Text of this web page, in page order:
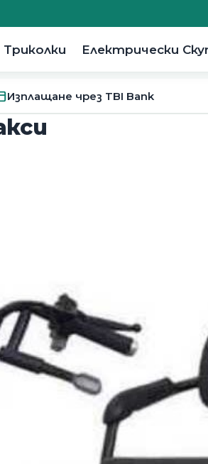
Електрически
Изплащане чрез TBI Bank